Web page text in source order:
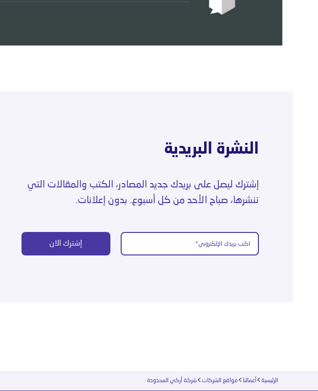
النشرة البريدية
إشترك ليصل على بريدك جديد المصادر، الكتب والمقالات التي
ننشرها، صباح الأحد من كل أسبوع. بدون إعلانات.
إشترك الان
الرئيسية> أعمالنا > مواقع الشركات>شركة آركي المحدودة